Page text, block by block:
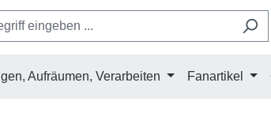
Aufräumen, Verarbeiten Fanartikel